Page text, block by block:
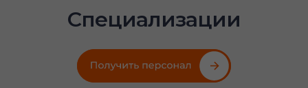
Специализации